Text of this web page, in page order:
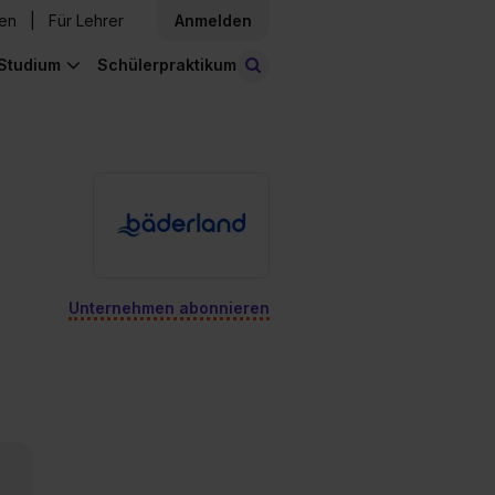
Für Lehrer Anmelden
Schülerpraktikum
Unternehmen abonnieren